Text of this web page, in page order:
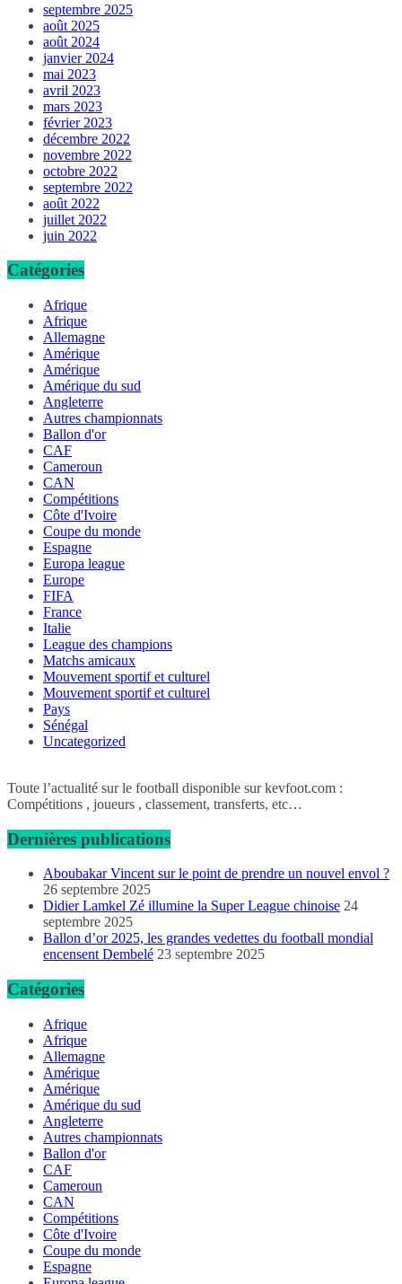
septembre 2025
août 2025
août 2024
janvier 2024
mai 2023
avril 2023
mars 2023
février 2023
décembre 2022
novembre 2022
octobre 2022
septembre 2022
août 2022
juillet 2022
juin 2022
Catégories
Afrique
Afrique
Allemagne
Amérique
Amérique
Amérique du sud
Angleterre
Autres championnats
Ballon d'or
CAF
Cameroun
CAN
Compétitions
Côte d'Ivoire
Coupe du monde
Espagne
Europa league
Europe
FIFA
France
Italie
League des champions
Matchs amicaux
Mouvement sportif et culturel
Mouvement sportif et culturel
Pays
Sénégal
Uncategorized
Toute l’actualité sur le football disponible sur kevfoot.com :
Compétitions , joueurs , classement, transferts, etc…
Dernières publications
Aboubakar Vincent sur le point de prendre un nouvel envol ?
26 septembre 2025
Didier Lamkel Zé illumine la Super League chinoise 24
septembre 2025
Ballon d’or 2025, les grandes vedettes du football mondial
encensent Dembelé 23 septembre 2025
Catégories
Afrique
Afrique
Allemagne
Amérique
Amérique
Amérique du sud
Angleterre
Autres championnats
Ballon d'or
CAF
Cameroun
CAN
Compétitions
Côte d'Ivoire
Coupe du monde
Espagne